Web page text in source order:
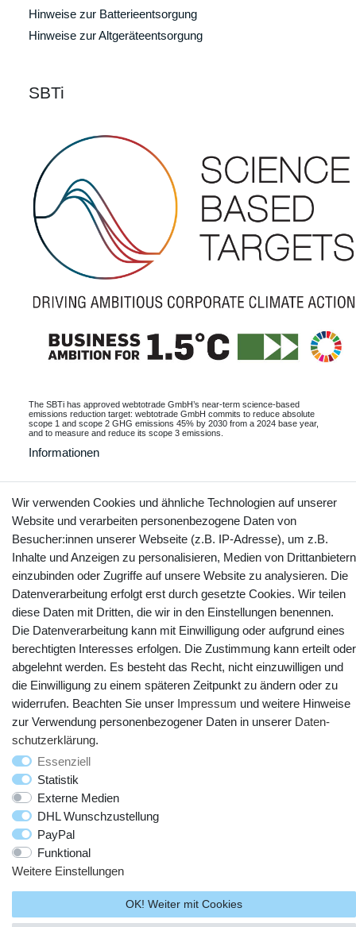
Hinweise zur Batterieentsorgung
Hinweise zur Altgeräteentsorgung
SBTi
The SBTi has approved webtotrade GmbH’s near-term science-based
emissions reduction target: webtotrade GmbH commits to reduce absolute
scope 1 and scope 2 GHG emissions 45% by 2030 from a 2024 base year,
and to measure and reduce its scope 3 emissions.
Informationen
Vertrag widerrufen Kontakt
YouTube Facebook Instagram
© Copyright 2025 webtotrade GmbH. Alle Rechte vorbehalten.
Wir verwenden Cookies und ähnliche Technologien auf unserer
Website und verarbeiten personenbezogene Daten von
Besucher:innen unserer Webseite (z.B. IP-Adresse), um z.B.
Inhalte und Anzeigen zu personalisieren, Medien von Drittanbietern
einzubinden oder Zugriffe auf unsere Website zu analysieren. Die
Datenverarbeitung erfolgt erst durch gesetzte Cookies. Wir teilen
diese Daten mit Dritten, die wir in den Einstellungen benennen.
Die Datenverarbeitung kann mit Einwilligung oder aufgrund eines
berechtigten Interesses erfolgen. Die Zustimmung kann erteilt oder
abgelehnt werden. Es besteht das Recht, nicht einzuwilligen und
die Einwilligung zu einem späteren Zeitpunkt zu ändern oder zu
widerrufen. Beachten Sie unser Impressum und weitere Hinweise
zur Verwendung personenbezogener Daten in unserer Daten­
schutz­erklärung.
Essenziell
Statistik
Externe Medien
DHL Wunschzustellung
PayPal
Funktional
Weitere Einstellungen
OK! Weiter mit Cookies